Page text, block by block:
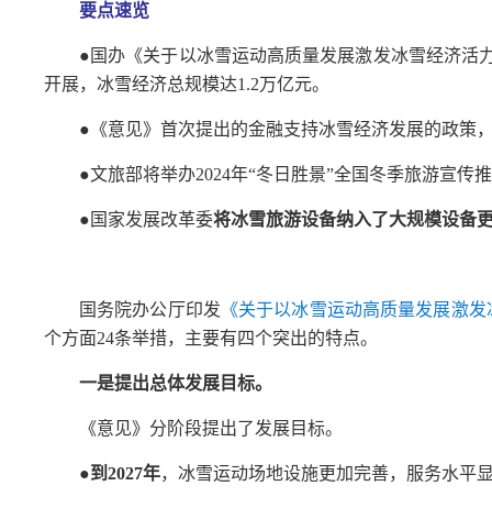
要点速览
●国办《关于以冰雪运动高质量发展激发冰雪经济活
开展，冰雪经济总规模达1.2万亿元。
●《意见》首次提出的金融支持冰雪经济发展的政策
●文旅部将举办2024年“冬日胜景”全国冬季旅游宣传
●国家发展改革委将冰雪旅游设备纳入了大规模设备
国务院办公厅印发 《关于以冰雪运动高质量发展激
个方面24条举措，主要有四个突出的特点。
一是提出总体发展目标。
《意见》分阶段提出了发展目标。
●到2027年，冰雪运动场地设施更加完善，服务水平